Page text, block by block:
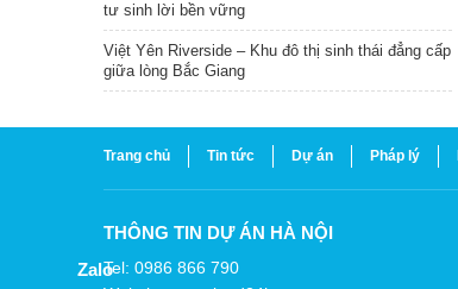
tư sinh lời bền vững
Việt Yên Riverside – Khu đô thị sinh thái đẳng cấp
giữa lòng Bắc Giang
Trang chủ Tin tức Dự án Pháp lý
THÔNG TIN DỰ ÁN HÀ NỘI
Tel: 0986 866 790
Zalo